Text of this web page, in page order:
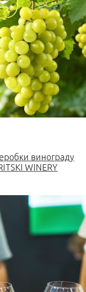
винограду
WINERY